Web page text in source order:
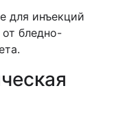
для инъекций
бледно-